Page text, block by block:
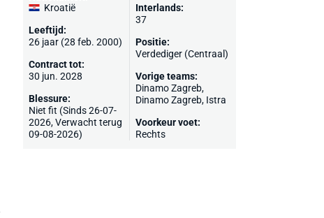
Kroatië
Leeftijd:
26 jaar (28 feb. 2000)
Contract tot:
30 jun. 2028
Blessure:
Niet fit (Sinds 26-07-
2026, Verwacht terug
09-08-2026)
Interlands:
37
Positie:
Verdediger (Centraal)
Vorige teams:
Dinamo Zagreb,
Dinamo Zagreb, Istra
Voorkeur voet:
Rechts